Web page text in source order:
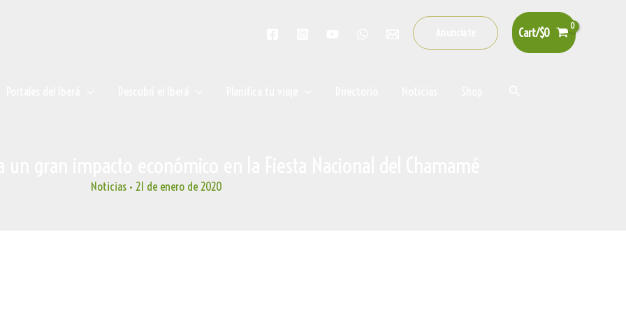
Cart/$0
Noticias • 21 de enero de 2020